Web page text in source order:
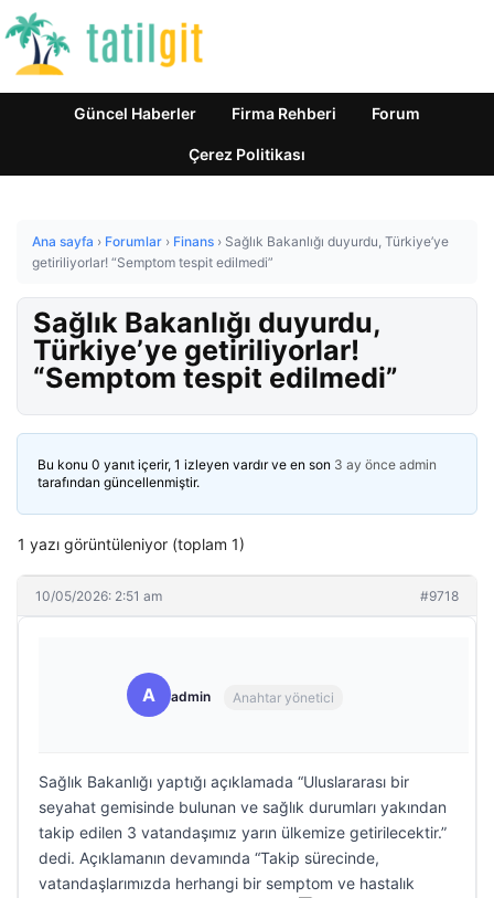
Güncel Haberler Firma Rehberi Forum
Çerez Politikası
Ana sayfa › Forumlar › Finans › Sağlık Bakanlığı duyurdu, Türkiye’ye
getiriliyorlar! “Semptom tespit edilmedi”
Sağlık Bakanlığı duyurdu,
Türkiye’ye getiriliyorlar!
“Semptom tespit edilmedi”
Bu konu 0 yanıt içerir, 1 izleyen vardır ve en son 3 ay önce admin
tarafından güncellenmiştir.
1 yazı görüntüleniyor (toplam 1)
10/05/2026: 2:51 am #9718
A admin Anahtar yönetici
Sağlık Bakanlığı yaptığı açıklamada “Uluslararası bir
seyahat gemisinde bulunan ve sağlık durumları yakından
takip edilen 3 vatandaşımız yarın ülkemize getirilecektir.”
dedi. Açıklamanın devamında “Takip sürecinde,
vatandaşlarımızda herhangi bir semptom ve hastalık